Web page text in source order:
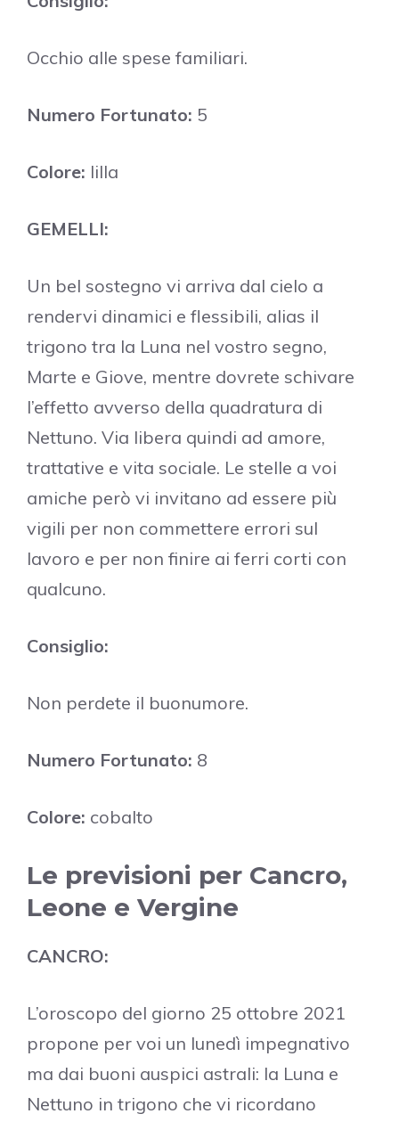
Occhio alle spese familiari.
Numero Fortunato: 5
Colore: lilla
GEMELLI:
Un bel sostegno vi arriva dal cielo a
rendervi dinamici e flessibili, alias il
trigono tra la Luna nel vostro segno,
Marte e Giove, mentre dovrete schivare
l’effetto avverso della quadratura di
Nettuno. Via libera quindi ad amore,
trattative e vita sociale. Le stelle a voi
amiche però vi invitano ad essere più
vigili per non commettere errori sul
lavoro e per non finire ai ferri corti con
qualcuno.
Consiglio:
Non perdete il buonumore.
Numero Fortunato: 8
Colore: cobalto
Le previsioni per Cancro,
Leone e Vergine
CANCRO:
L’oroscopo del giorno 25 ottobre 2021
propone per voi un lunedì impegnativo
ma dai buoni auspici astrali: la Luna e
Nettuno in trigono che vi ricordano